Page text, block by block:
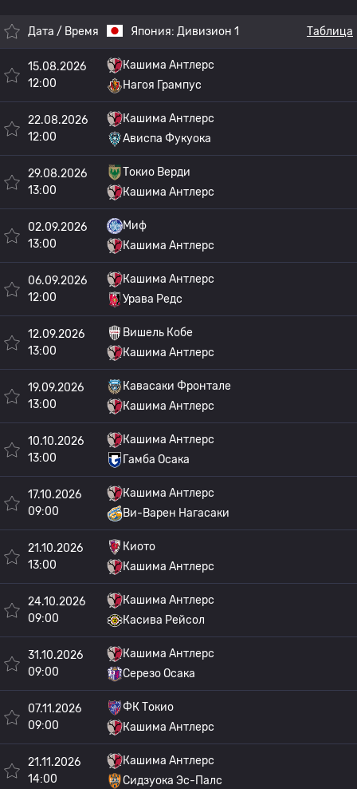
Дата / Время Япония: Дивизион 1 Таблица
15.08.2026
12:00
Кашима Антлерс
Нагоя Грампус
22.08.2026
12:00
Кашима Антлерс
Ависпа Фукуока
29.08.2026
13:00
Токио Верди
Кашима Антлерс
02.09.2026
13:00
Миф
Кашима Антлерс
06.09.2026
12:00
Кашима Антлерс
Урава Редс
12.09.2026
13:00
Вишель Кобе
Кашима Антлерс
19.09.2026
13:00
Кавасаки Фронтале
Кашима Антлерс
10.10.2026
13:00
Кашима Антлерс
Гамба Осака
17.10.2026
09:00
Кашима Антлерс
Ви-Варен Нагасаки
21.10.2026
13:00
Киото
Кашима Антлерс
24.10.2026
09:00
Кашима Антлерс
Касива Рейсол
31.10.2026
09:00
Кашима Антлерс
Серезо Осака
07.11.2026
09:00
ФК Токио
Кашима Антлерс
21.11.2026
14:00
Кашима Антлерс
Сидзуока Эс-Палс